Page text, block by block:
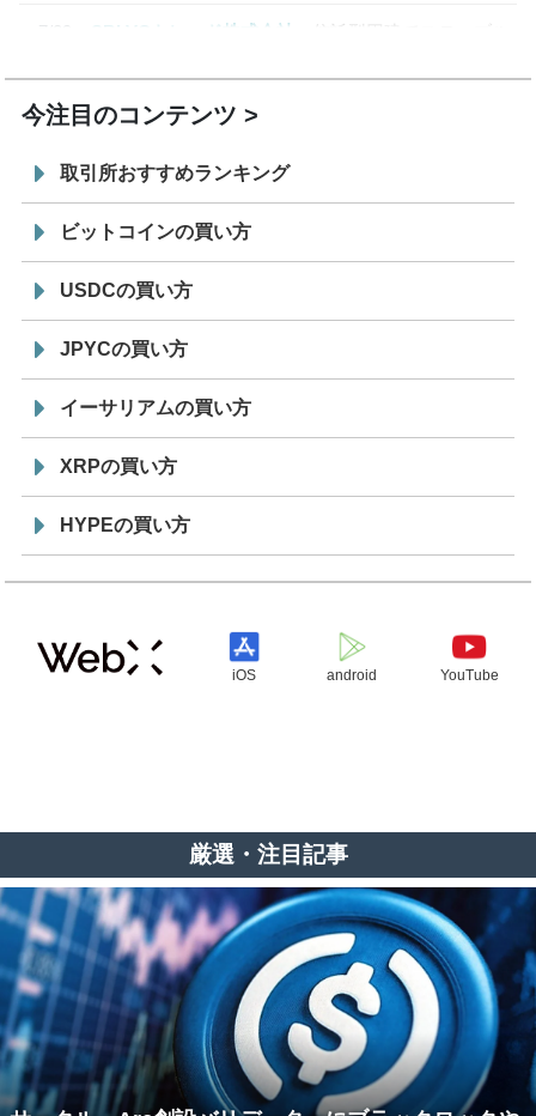
7/29
SBI VCトレード株式会社
信託型円建てステーブル
今注目のコンテンツ
取引所おすすめランキング
ビットコインの買い方
USDCの買い方
JPYCの買い方
イーサリアムの買い方
XRPの買い方
HYPEの買い方
iOS android YouTube
厳選・注目記事